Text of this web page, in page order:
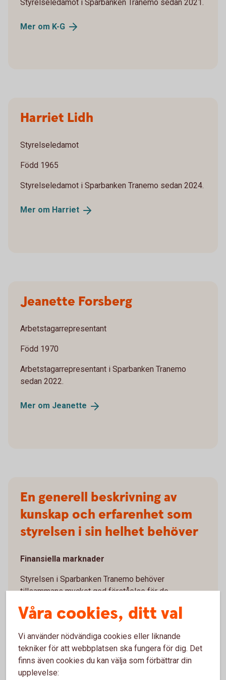
Styrelseledamot i Sparbanken Tranemo sedan 2021.
Mer om K-G
Harriet Lidh
Styrelseledamot
Född 1965
Styrelseledamot i Sparbanken Tranemo sedan 2024.
Mer om Harriet
Jeanette Forsberg
Arbetstagarrepresentant
Född 1970
Arbetstagarrepresentant i Sparbanken Tranemo
sedan 2022.
Mer om Jeanette
En generell beskrivning av
kunskap och erfarenhet som
styrelsen i sin helhet behöver
Finansiella marknader
Styrelsen i Sparbanken Tranemo behöver
tillsammans mycket god förståelse för de
finansiella marknader som vi är eller kan bli aktiva
på. En viktig aspekt är givetvis marknaden för
fattar många kreditbeslut och är dessutom ansvarig
för de delegationer som lämnats nedåt i
organisationen.
Våra cookies, ditt val
Vi använder nödvändiga cookies eller liknande
tekniker för att webbplatsen ska fungera för dig. Det
finns även cookies du kan välja som förbättrar din
upplevelse: